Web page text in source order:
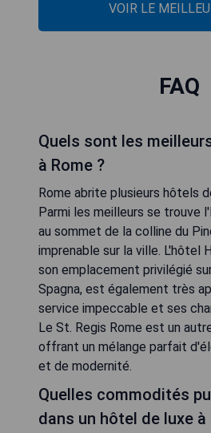
VOIR LE
FAQ
Quels sont les
à Rome ?
Rome abrite plusieurs hôtels
Parmi les meilleurs se trouve
au sommet de la colline du
imprenable sur la ville. L'hôtel
son emplacement privilégié
Spagna, est également très
service impeccable et ses
Le St. Regis Rome est un
offrant un mélange parfait
et de modernité.
Quelles commodités
dans un hôtel de luxe à